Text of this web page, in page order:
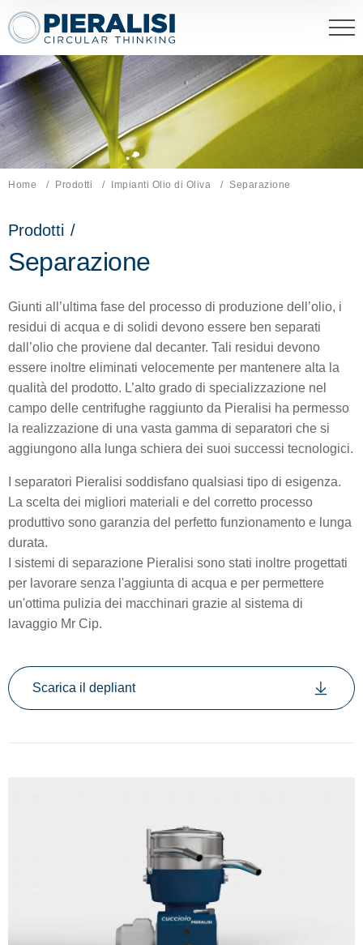
Pieralisi Maip Spa
Home Prodotti Impianti Olio di Oliva Pagina corrente:
Separazione
Prodotti /
Separazione
Giunti all’ultima fase del processo di produzione dell’olio, i
residui di acqua e di solidi devono essere ben separati
dall’olio che proviene dal decanter. Tali residui devono
essere inoltre eliminati velocemente per mantenere alta la
qualità del prodotto. L’alto grado di specializzazione nel
campo delle centrifughe raggiunto da Pieralisi ha permesso
la realizzazione di una vasta gamma di separatori che si
aggiungono alla lunga schiera dei suoi successi tecnologici.
I separatori Pieralisi soddisfano qualsiasi tipo di esigenza.
La scelta dei migliori materiali e del corretto processo
produttivo sono garanzia del perfetto funzionamento e lunga
durata.
I sistemi di separazione Pieralisi sono stati inoltre progettati
per lavorare senza l'aggiunta di acqua e per permettere
un'ottima pulizia dei macchinari grazie al sistema di
lavaggio Mr Cip.
Scarica il depliant